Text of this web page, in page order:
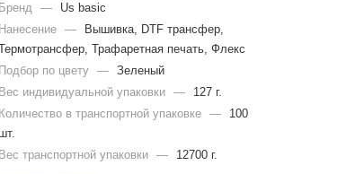
Бренд —
Us basic
Нанесение
—
Вышивка, DTF трансфер,
Трафаретная печать, Флекс
Подбор по цвету
—
Зеленый
Вес индивидуальной упаковки
—
127 г.
Количество в транспортной упаковке
—
100
шт.
Вес транспортной упаковки
— 12700 г.